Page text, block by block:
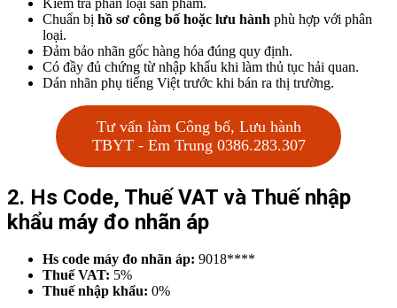
Chuẩn bị hồ sơ công bố hoặc lưu hành phù hợp với phân
loại.
Đảm bảo nhãn gốc hàng hóa đúng quy định.
Có đầy đủ chứng từ nhập khẩu khi làm thủ tục hải quan.
Dán nhãn phụ tiếng Việt trước khi bán ra thị trường.
Tư vấn làm Công bố, Lưu hành
TBYT - Em Trung 0386.283.307
2. Hs Code, Thuế VAT và Thuế nhập
khẩu máy đo nhãn áp
Hs code máy đo nhãn áp: 9018****
Thuế VAT: 5%
Thuế nhập khẩu: 0%